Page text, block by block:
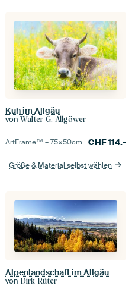
Kuh im Allgäu
von Walter G. Allgöwer
ArtFrame™ –75×50cm CHF114.-
Größe & Material selbst wählen
Alpenlandschaft im Allgäu
von Dirk Rüter